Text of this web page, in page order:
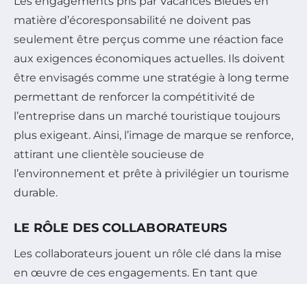
matière d’écoresponsabilité ne doivent pas
seulement être perçus comme une réaction face
aux exigences économiques actuelles. Ils doivent
être envisagés comme une stratégie à long terme
permettant de renforcer la compétitivité de
l’entreprise dans un marché touristique toujours
plus exigeant. Ainsi, l’image de marque se renforce,
attirant une clientèle soucieuse de
l’environnement et prête à privilégier un tourisme
durable.
LE RÔLE DES COLLABORATEURS
Les collaborateurs jouent un rôle clé dans la mise
en œuvre de ces engagements. En tant que